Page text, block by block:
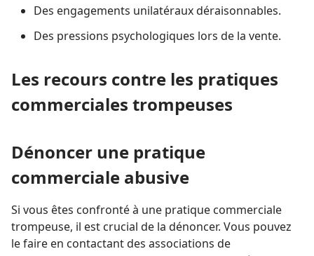
Des engagements unilatéraux déraisonnables.
Des pressions psychologiques lors de la vente.
Les recours contre les pratiques
commerciales trompeuses
Dénoncer une pratique
commerciale abusive
Si vous êtes confronté à une pratique commerciale
trompeuse, il est crucial de la dénoncer. Vous pouvez
le faire en contactant des associations de